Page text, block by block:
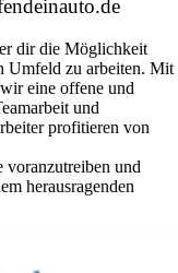
dir die Möglichkeit
Umfeld zu arbeiten. Mit
eine offene und
und
profitieren von
und
herausragenden